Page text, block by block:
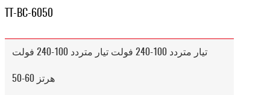
TT-BC-6050
تيار متردد 100-240 فولت تيار متردد 100-240 فولت
50-60 هرتز